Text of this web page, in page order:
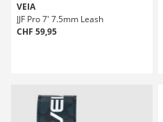
VEIA
JJF Pro 7' 7.5mm Leash
CHF 59,95